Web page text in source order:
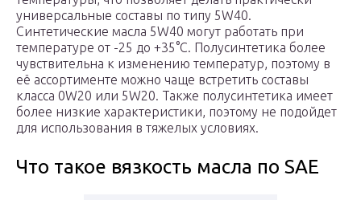
универсальные составы по типу 5W40.
Синтетические масла 5W40 могут работать при
температуре от -25 до +35°С. Полусинтетика более
чувствительна к изменению температур, поэтому в
её ассортименте можно чаще встретить составы
класса 0W20 или 5W20. Также полусинтетика имеет
более низкие характеристики, поэтому не подойдет
для использования в тяжелых условиях.
Что такое вязкость масла по SAE